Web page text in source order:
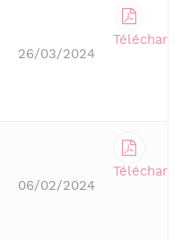
26/03/2024
06/02/2024